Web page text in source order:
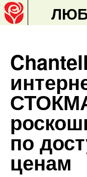
по
ценам